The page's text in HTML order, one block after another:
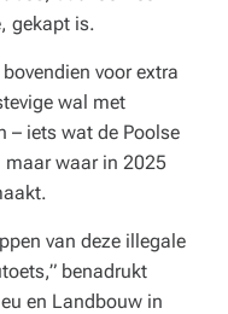
gekapt is.
voor extra
wal met
– iets wat de Poolse
maar waar in 2025
van deze illegale
benadrukt
en Landbouw in